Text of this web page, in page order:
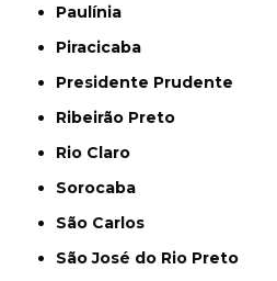
Paulínia
Piracicaba
Presidente Prudente
Ribeirão Preto
Rio Claro
Sorocaba
São Carlos
São José do Rio Preto